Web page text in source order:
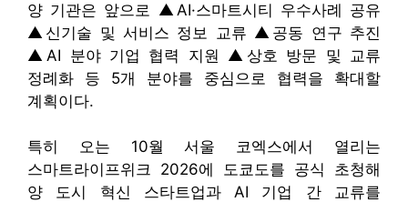
양 기관은 앞으로 ▲AI·스마트시티 우수사례 공유
▲신기술 및 서비스 정보 교류 ▲공동 연구 추진
▲AI 분야 기업 협력 지원 ▲상호 방문 및 교류
정례화 등 5개 분야를 중심으로 협력을 확대할
계획이다.
특히 오는 10월 서울 코엑스에서 열리는
스마트라이프위크 2026에 도쿄도를 공식 초청해
양 도시 혁신 스타트업과 AI 기업 간 교류를